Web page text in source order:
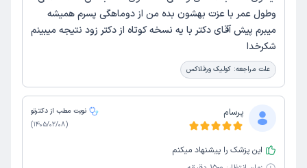
وطول عمر با عزت بهشون بده من از دوماهگی پسرم همیشه
میبرم پیش آقای دکتر با یه نسخه کوتاه از دکتر زود نتیجه میبینم
شکرخدا
علت مراجعه: کولیک ورفلاکس
پرسام
نوبت مطب از دکترتو
(
1405/02/08
)
این پزشک را پیشنهاد میکنم